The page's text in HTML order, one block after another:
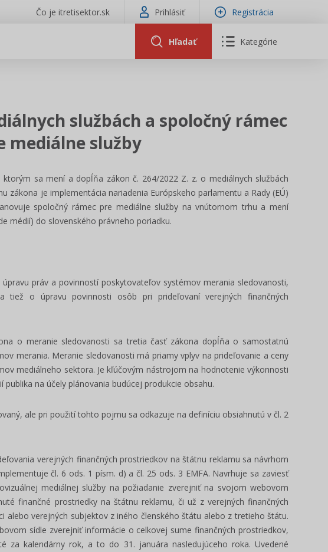
Čo je itretisektor.sk Prihlásiť Registrácia
Hľadať Kategórie
službách a spoločný rámec
mediálne služby
ktorým sa mení a dopĺňa zákon č. 264/2022 Z. z. o mediálnych službách
zákona je implementácia nariadenia Európskeho parlamentu a Rady (EÚ)
spoločný rámec pre mediálne služby na vnútornom trhu a mení
médií) do slovenského právneho poriadku.
práv a povinností poskytovateľov systémov merania sledovanosti,
tiež o úpravu povinnosti osôb pri prideľovaní verejných finančných
o meranie sledovanosti sa tretia časť zákona dopĺňa o samostatnú
merania. Meranie sledovanosti má priamy vplyv na prideľovanie a ceny
mediálneho sektora. Je kľúčovým nástrojom na hodnotenie výkonnosti
na účely plánovania budúcej produkcie obsahu.
ale pri použití tohto pojmu sa odkazuje na definíciu obsiahnutú v čl. 2
verejných finančných prostriedkov na štátnu reklamu sa návrhom
čl. 6 ods. 1 písm. d) a čl. 25 ods. 3 EMFA. Navrhuje sa zaviesť
mediálnej služby na požiadanie zverejniť na svojom webovom
finančné prostriedky na štátnu reklamu, či už z verejných finančných
alebo verejných subjektov z iného členského štátu alebo z tretieho štátu.
sídle zverejniť informácie o celkovej sume finančných prostriedkov,
za kalendárny rok, a to do 31. januára nasledujúceho roka. Uvedené